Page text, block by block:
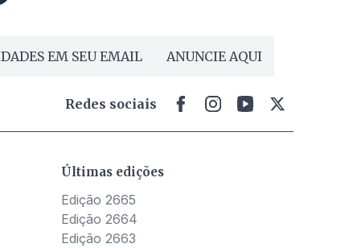
EM SEU EMAIL ANUNCIE AQUI
Redes sociais
Últimas edições
Edição 2665
Edição 2664
Edição 2663